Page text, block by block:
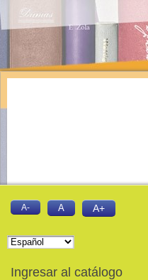
A- A A+
Ingresar al catálogo